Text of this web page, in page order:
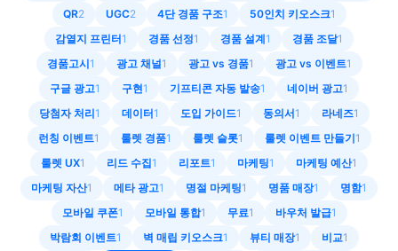
QR2 UGC2 4단 경품 구조1 50인치 키오스크1
감열지 프린터1 경품 선정1 경품 설계1 경품 조달1
경품고시1 광고 채널1 광고 vs 경품1 광고 vs 이벤트1
구글 광고1 구현1 기프티콘 자동 발송1 네이버 광고1
당첨자 처리1 데이터1 도입 가이드1 동의서1 라네즈1
런칭 이벤트1 룰렛 경품1 룰렛 슬롯1 룰렛 이벤트 만들기1
룰렛 UX1 리드 수집1 리포트1 마케팅1 마케팅 예산1
마케팅 자산1 메타 광고1 명절 마케팅1 명품 매장1 명함1
모바일 쿠폰1 모바일 통합1 무료1 바우처 발급1
박람회 이벤트1 벽 매립 키오스크1 뷰티 매장1 비교1